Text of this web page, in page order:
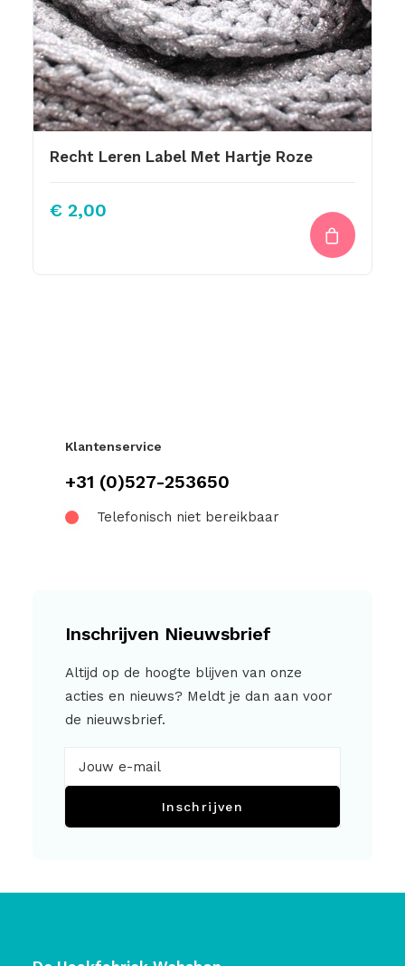
Recht Leren Label Met Hartje Roze
€ 2,00
Klantenservice
+31 (0)527-253650
Telefonisch niet bereikbaar
Inschrijven Nieuwsbrief
Altijd op de hoogte blijven van onze
acties en nieuws? Meldt je dan aan voor
de nieuwsbrief.
Inschrijven